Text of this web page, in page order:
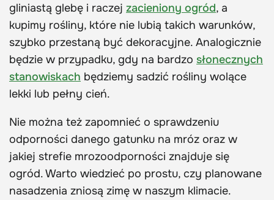
gliniastą glebę i raczej zacieniony ogród, a
kupimy rośliny, które nie lubią takich warunków,
szybko przestaną być dekoracyjne. Analogicznie
będzie w przypadku, gdy na bardzo słonecznych
stanowiskach będziemy sadzić rośliny wolące
lekki lub pełny cień.
Nie można też zapomnieć o sprawdzeniu
odporności danego gatunku na mróz oraz w
jakiej strefie mrozoodporności znajduje się
ogród. Warto wiedzieć po prostu, czy planowane
nasadzenia zniosą zimę w naszym klimacie.